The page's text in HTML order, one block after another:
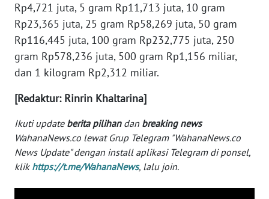
Rp4,721 juta, 5 gram Rp11,713 juta, 10 gram
Rp23,365 juta, 25 gram Rp58,269 juta, 50 gram
Rp116,445 juta, 100 gram Rp232,775 juta, 250
gram Rp578,236 juta, 500 gram Rp1,156 miliar,
dan 1 kilogram Rp2,312 miliar.
[Redaktur: Rinrin Khaltarina]
Ikuti update berita pilihandan breaking news
WahanaNews.co lewat Grup Telegram "WahanaNews.co
News Update" dengan install aplikasi Telegram di ponsel,
klik https://t.me/WahanaNews, lalu join.
WN
PAPUA
BARAT
WN
SERAMBI
WN
JAMBI